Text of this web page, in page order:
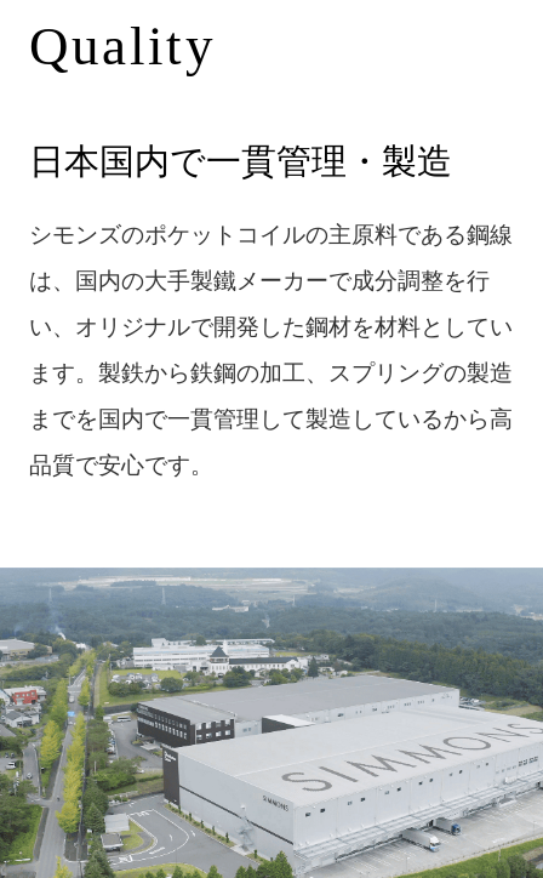
Quality
日本国内で一貫管理・製造
シモンズのポケットコイルの主原料である鋼線
は、国内の大手製鐵メーカーで成分調整を行
い、オリジナルで開発した鋼材を材料としてい
ます。製鉄から鉄鋼の加工、スプリングの製造
までを国内で一貫管理して製造しているから高
品質で安心です。